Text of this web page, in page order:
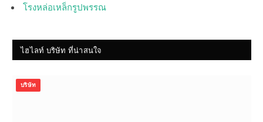
โรงหล่อเหล็กรูปพรรณ
ไฮไลท์ บริษัท ที่น่าสนใจ
บริษัท